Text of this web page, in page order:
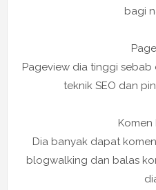
bagi
Pageview dia tinggi
teknik SEO dan
Komen
Dia banyak dapat
blogwalking dan balas